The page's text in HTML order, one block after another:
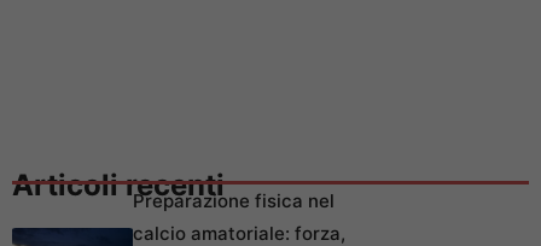
Articoli recentiPreparazione fisica nel
calcio amatoriale: forza,